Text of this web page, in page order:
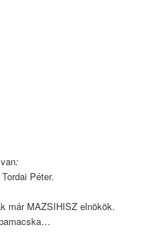
:
Péter.
már MAZSIHISZ elnökök.